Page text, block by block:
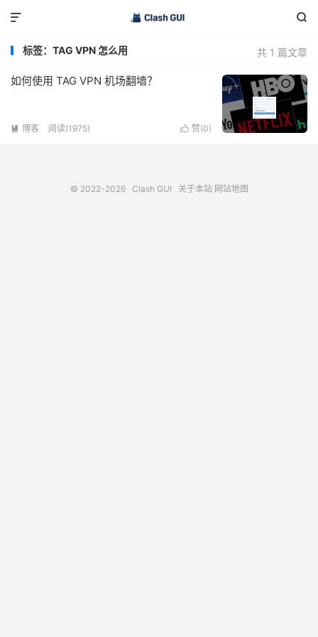


共 1 篇文章
标签：TAG VPN 怎么用
如何使用 TAG VPN 机场翻墙？
 赞(0)
 博客 阅读(1975)
© 2022-2026 Clash GUI 关于本站 网站地图